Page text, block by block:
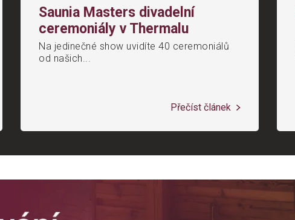
Saunia Masters divadelní
ceremoniály v Thermalu
Na jedinečné show uvidíte 40 ceremoniálů
od našich...
Přečíst článek